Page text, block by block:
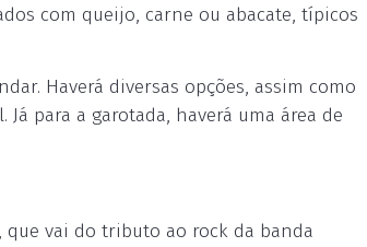
com queijo, carne ou abacate, típicos
Haverá diversas opções, assim como
para a garotada, haverá uma área de
que vai do tributo ao rock da banda